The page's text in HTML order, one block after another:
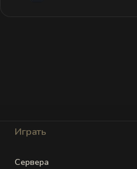
Играть
Сервера